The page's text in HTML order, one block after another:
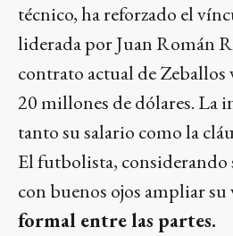
técnico, ha reforzado el
liderada por Juan Román
contrato actual de Zeballos
20 millones de dólares. La
tanto su salario como la
El futbolista, considerando
con buenos ojos ampliar
formal entre las partes.